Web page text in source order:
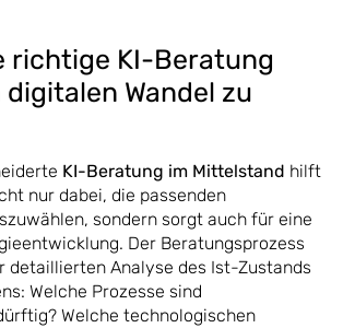
richtige KI-Beratung
Wandel zu
KI-Beratung im Mittelstand hilft
nur dabei, die passenden
sondern sorgt auch für eine
Der Beratungsprozess
detaillierten Analyse des Ist-Zustands
Welche Prozesse sind
Welche technologischen